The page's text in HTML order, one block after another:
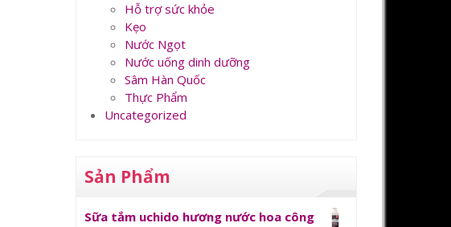
Hỗ trợ sức khỏe
Kẹo
Nước Ngọt
Nước uống dinh dưỡng
Sâm Hàn Quốc
Thực Phẩm
Uncategorized
Sản Phẩm
Sữa tắm uchido hương nước hoa công